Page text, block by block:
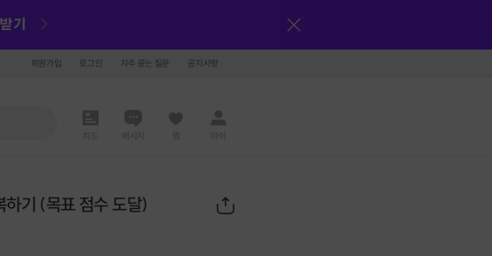
회원가입 로그인 자주 묻는 질문 공지사항
메시지 찜 마이
하기 (목표 점수 도달)